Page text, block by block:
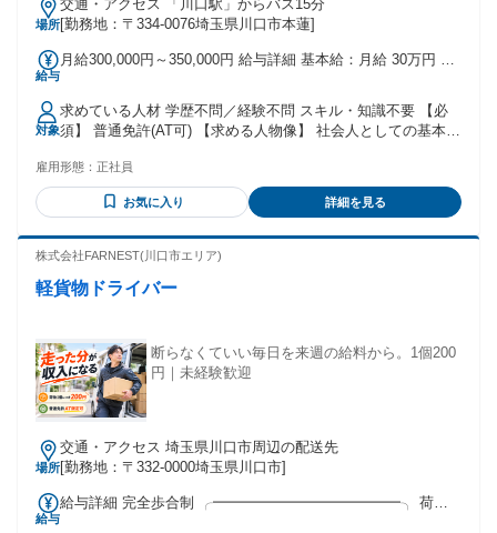
場所
交通・アクセス 「川口駅」からバス15分
[勤務地：〒334-0076埼玉県川口市本蓮]
給与
月給300,000円～350,000円 給与詳細 基本給：月給 30万円 〜
れる通勤・皆勤・家族手当金額：なし 全員に一律で支払われ
るその他手当金額：なし ※経験・資格・前職の給与を考慮し
て決定 各種消防設備士・電気工事士などの資格 を取得した際
は、報奨金を支給しています。 【自動車整備経験者の場合】
対象
求めている人材 学歴不問／経験不問 スキル・知識不要 【必
須】 普通免許(AT可) 【求める人物像】 社会人としての基本的
ません。 【歓迎要件】 ・地元で地域に貢献したい方 ・安定
した環境で長く働きたい方 ・手に職をつけたい方 入社のきっ
かけは 何でも構いません。 「通いやすいから」 「安定して
心・安全を 守りたいという気持ちがある方を 私たちは本気で
雇用形態： 正社員
お気に入り 詳細を見る
株式会社FARNEST(川口市エリア)
軽貨物ドライバー
断らなくていい毎日を来週の給料から。1個200
円｜未経験歓迎
場所
交通・アクセス 埼玉県川口市周辺の配送先
[勤務地：〒332-0000埼玉県川口市]
給与
給与詳細 完全歩合制 ╭━━━━━━━━━━━━━╮ 荷物1